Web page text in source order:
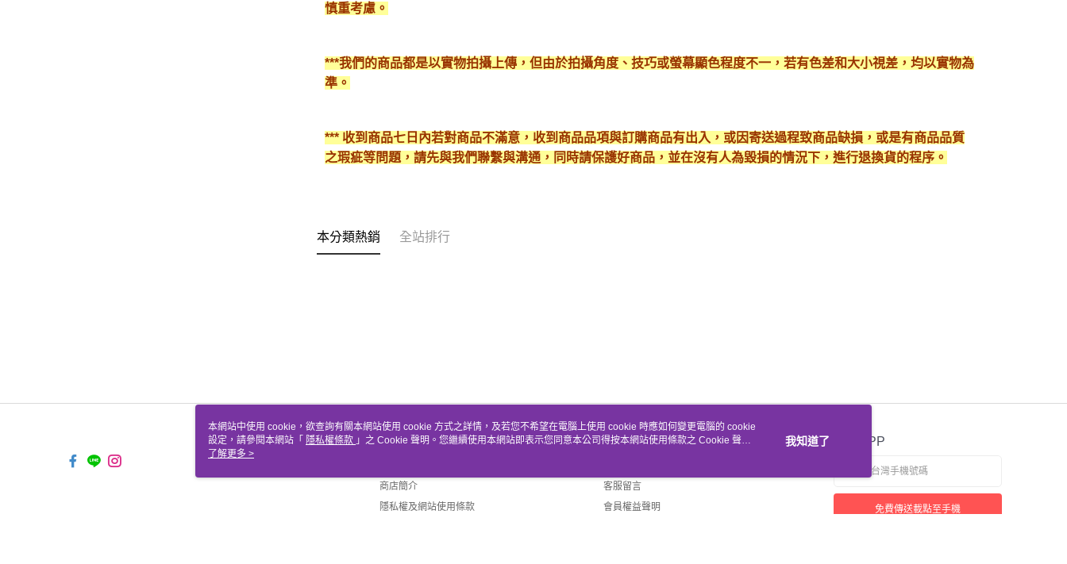
慎重考慮。
***我們的商品都是以實物拍攝上傳，但由於拍攝角度、技巧或螢幕顯色程度不一，若有色差和大小視差，均以實物為
準。
*** 收到商品七日內若對商品不滿意，收到商品品項與訂購商品有出入，或因寄送過程致商品缺損，或是有商品品質
之瑕疵等問題，請先與我們聯繫與溝通，同時請保護好商品，並在沒有人為毀損的情況下，進行退換貨的程序。
本分類熱銷 全站排行
關於我們
商店簡介
隱私權及網站使用條款
客服資訊
客服留言
會員權益聲明
官方APP
免費傳送載點至手機
本網站中使用 cookie，欲查詢有關本網站使用 cookie 方式之詳情，及若您不希望在電腦上使用 cookie 時應如何變更電腦的 cookie
設定，請參閱本網站「 隱私權條款 」之 Cookie 聲明。您繼續使用本網站即表示您同意本公司得按本網站使用條款之 Cookie 聲明
使用 cookie。
了解更多 >
我知道了